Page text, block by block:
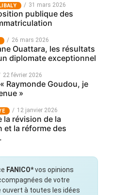
31 mars 2026
publique des
26 mars 2026
Ouattara, les résultats
diplomate exceptionnel
22 février 2026
Raymonde Goudou, je
»
12 janvier 2026
la révision de la
la réforme des
FANICO*vos opinions
de votre
ouvert à toutes les idées